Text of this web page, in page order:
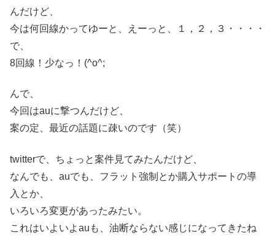
んだけど、
今は何回線かってゆーと、えーっと、１，２，３・・・・
で、
8回線！少なっ！(^o^;
んで、
今回はauに撃つんだけど、
案の定、最近の話題に疎いのです（笑）
twitterで、ちょっと案件見てみたんだけど、
なんでも、auでも、フラット強制とか購入サポートの導
入とか、
いろいろ変更があったみたい。
これはいよいよauも、油断ならない感じになってきたね